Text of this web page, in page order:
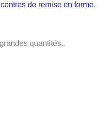
de remise en forme.
quantités..